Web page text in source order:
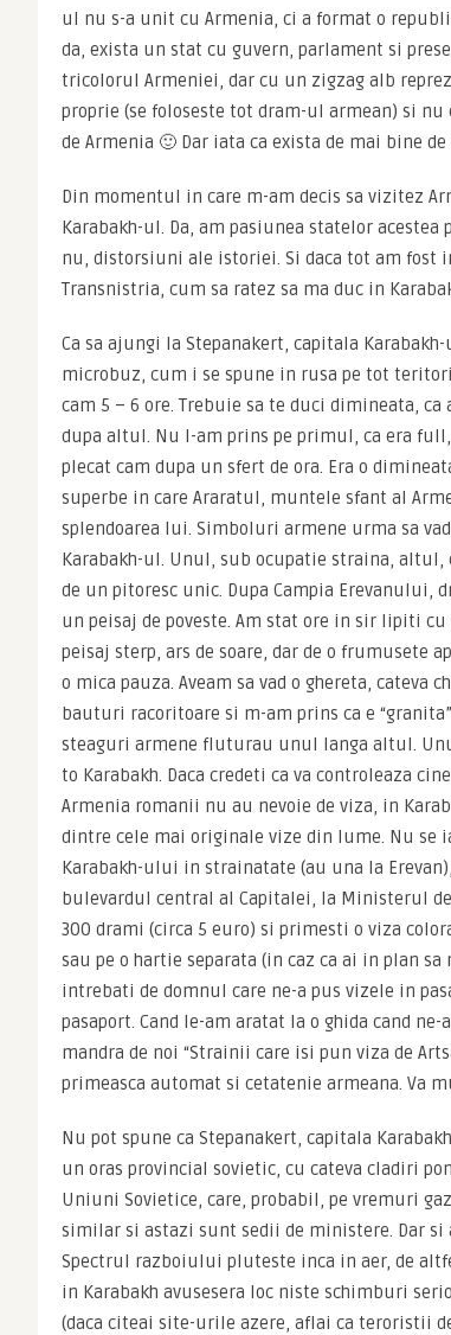
ul nu s-a unit cu Armenia, ci a format o
da, exista un stat cu guvern, parlament si
tricolorul Armeniei, dar cu un zigzag alb
proprie (se foloseste tot dram-ul armean) si
de Armenia 🙂 Dar iata ca exista de mai bine de
Din momentul in care m-am decis sa vizitez
Karabakh-ul. Da, am pasiunea statelor acestea
nu, distorsiuni ale istoriei. Si daca tot am fost
Transnistria, cum sa ratez sa ma duc in
Ca sa ajungi la Stepanakert, capitala
microbuz, cum i se spune in rusa pe tot
cam 5 – 6 ore. Trebuie sa te duci dimineata,
dupa altul. Nu l-am prins pe primul, ca era
plecat cam dupa un sfert de ora. Era o
superbe in care Araratul, muntele sfant al
splendoarea lui. Simboluri armene urma sa
Karabakh-ul. Unul, sub ocupatie straina, altul,
de un pitoresc unic. Dupa Campia
un peisaj de poveste. Am stat ore in sir lipiti cu
peisaj sterp, ars de soare, dar de o frumusete
o mica pauza. Aveam sa vad o ghereta, cateva
bauturi racoritoare si m-am prins ca e
steaguri armene fluturau unul langa altul.
to Karabakh. Daca credeti ca va controleaza
Armenia romanii nu au nevoie de viza, in
dintre cele mai originale vize din lume. Nu se
Karabakh-ului in strainatate (au una la
bulevardul central al Capitalei, la Ministerul
300 drami (circa 5 euro) si primesti o viza
sau pe o hartie separata (in caz ca ai in plan
intrebati de domnul care ne-a pus vizele in
pasaport. Cand le-am aratat la o ghida cand
mandra de noi “Strainii care isi pun viza de
primeasca automat si cetatenie armeana. Va
Nu pot spune ca Stepanakert, capitala
un oras provincial sovietic, cu cateva cladiri
Uniuni Sovietice, care, probabil, pe vremuri
similar si astazi sunt sedii de ministere. Dar si
Spectrul razboiului pluteste inca in aer, de
in Karabakh avusesera loc niste schimburi
(daca citeai site-urile azere, aflai ca teroristii